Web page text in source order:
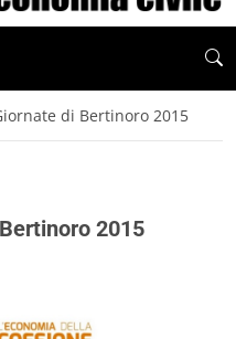
di Bertinoro 2015
2015